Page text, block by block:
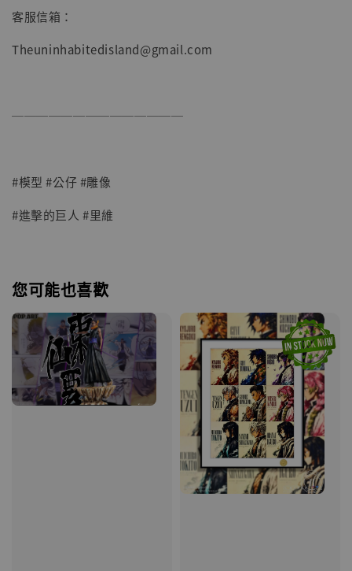
客服信箱：
Theuninhabitedisland@gmail.com
──────────────
#模型 #公仔 #雕像
#進擊的巨人 #里維
您可能也喜歡